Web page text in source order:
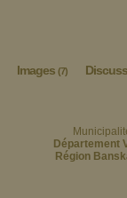
Images (7)
Département
Région